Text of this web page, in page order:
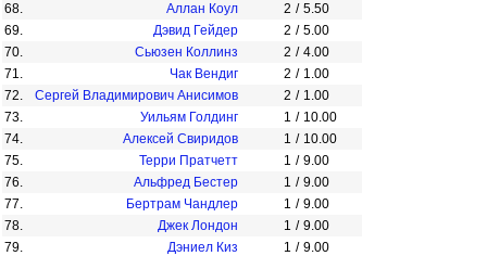
68.
Аллан Коул 2 / 5.50
69.
Дэвид Гейдер 2 / 5.00
70.
Сьюзен Коллинз 2 / 4.00
71.
Чак Вендиг 2 / 1.00
72.
Сергей Владимирович Анисимов 2 / 1.00
73.
Уильям Голдинг 1 / 10.00
74.
Алексей Свиридов 1 / 10.00
75.
Терри Пратчетт 1 / 9.00
76.
Альфред Бестер 1 / 9.00
77.
Бертрам Чандлер 1 / 9.00
78.
Джек Лондон 1 / 9.00
79.
Дэниел Киз 1 / 9.00